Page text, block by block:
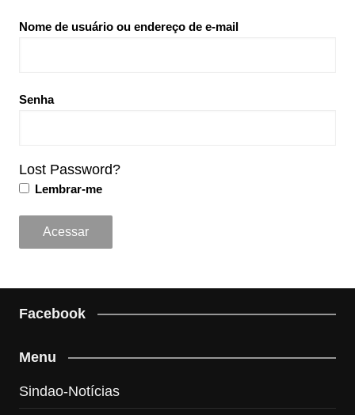
Nome de usuário ou endereço de e-mail
Senha
Lost Password?
Lembrar-me
Facebook
Menu
Sindao-Notícias